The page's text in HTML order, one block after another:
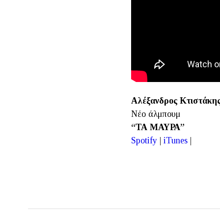
Αλέξανδρος
Νέο άλμπουμ
“ΤΑ ΜΑΥΡΑ”
Spotify
iTunes